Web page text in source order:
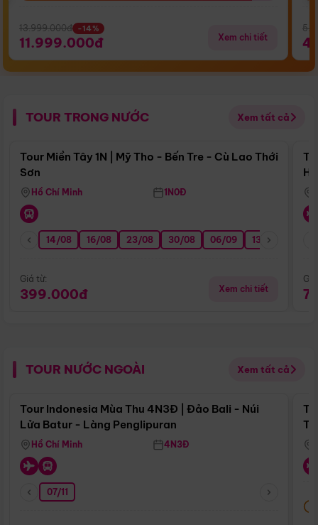
13.999.000đ -14%
11.999.000đ Xem chi tiết
TOUR TRONG NƯỚC Xem tất cả
Điểm nổi bật
Tour Miền Tây 1N | Mỹ Tho - Bến Tre - Cù Lao Thới
Sơn
Hồ Chí Minh 1N0Đ
14/08 16/08 23/08 30/08 06/09 13/09
Giá từ:
399.000đ Xem chi tiết
TOUR NƯỚC NGOÀI Xem tất cả
Điểm nổi bật
Tour Indonesia Mùa Thu 4N3Đ | Đảo Bali - Núi
Lửa Batur - Làng Penglipuran
Hồ Chí Minh 4N3Đ
07/11